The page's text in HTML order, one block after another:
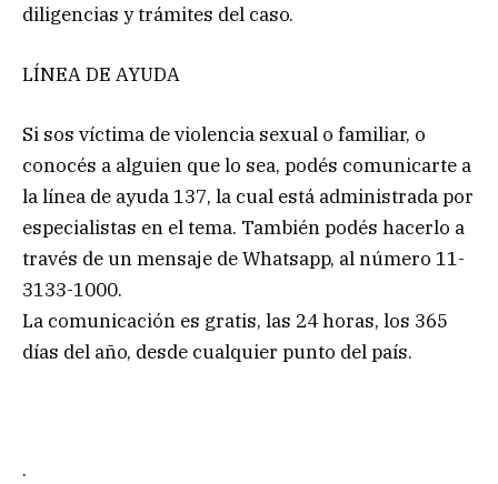
diligencias y trámites del caso.
LÍNEA DE AYUDA
Si sos víctima de violencia sexual o familiar, o
conocés a alguien que lo sea, podés comunicarte a
la línea de ayuda 137, la cual está administrada por
especialistas en el tema. También podés hacerlo a
través de un mensaje de Whatsapp, al número 11-
3133-1000.
La comunicación es gratis, las 24 horas, los 365
días del año, desde cualquier punto del país.
.